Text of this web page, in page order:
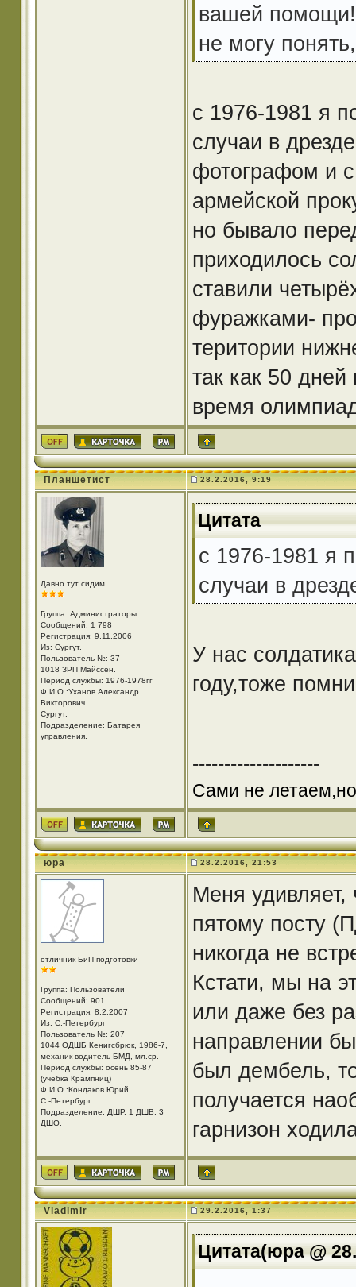
вашей
не могу
с 1976-1981 я
случаи в
фотографом и
армейской
но бывало
приходилось
ставили
фуражками-
територии
так как 50
время
Планшетист 28.2.2016, 9:19
Давно тут сидим....
Группа: Администраторы
Сообщений: 1 798
Регистрация: 9.11.2006
Из: Cургут.
Пользователь №: 37
1018 ЗРП Майссен.
Период службы: 1976-1978гг
Ф.И.О.:Уханов Александр
Викторович
Cургут.
Подразделение: Батарея
управления.
Цитата
с 1976-1981 я
случаи в
У нас
году,тоже
--------------------
Сами не
юра 28.2.2016, 21:53
отличник БиП подготовки
Группа: Пользователи
Сообщений: 901
Регистрация: 8.2.2007
Из: С.-Петербург
Пользователь №: 207
1044 ОДШБ Кенигсбрюк, 1986-7,
механик-водитель БМД, мл.ср.
Период службы: осень 85-87
(учебка Крампниц)
Ф.И.О.:Кондаков Юрий
С.-Петербург
Подразделение: ДШР, 1 ДШВ, 3
ДШО.
Меня удивляет,
пятому посту
никогда не
Кстати, мы на
или даже без
направлении
был дембель,
получается
гарнизон
Vladimir 29.2.2016, 1:37
Цитата(юра @